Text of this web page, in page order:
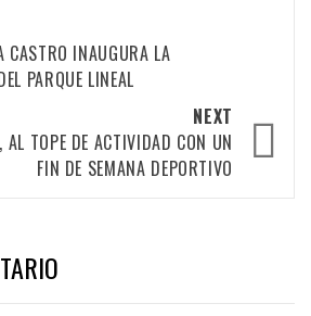
CASTRO INAUGURA LA
PARQUE LINEAL
NEXT
AL TOPE DE ACTIVIDAD CON UN
FIN DE SEMANA DEPORTIVO